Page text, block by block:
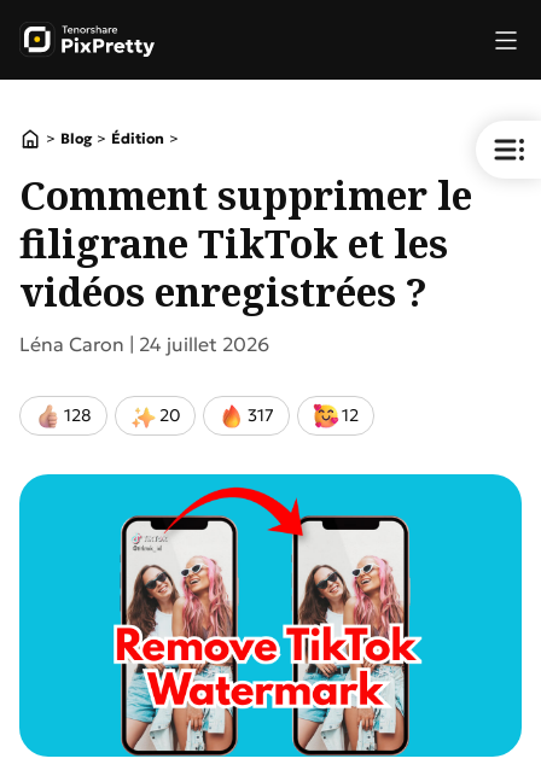
> Blog > Édition >
Comment supprimer le
filigrane TikTok et les
vidéos enregistrées ?
Léna Caron | 24 juillet 2026
128 20 317 12